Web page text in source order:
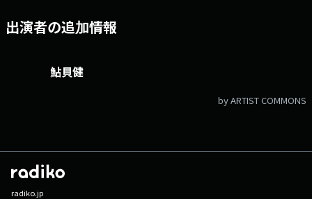
出演者の追加情報
鮎貝健
by ARTIST COMMONS
radiko.jp